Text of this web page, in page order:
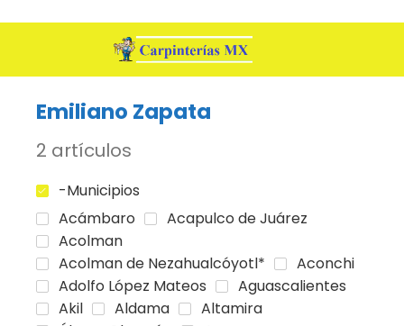
Emiliano Zapata
2 artículos
-Municipios
Acámbaro
Acapulco de Juárez
Acolman
Acolman de Nezahualcóyotl*
Aconchi
Adolfo López Mateos
Aguascalientes
Akil
Aldama
Altamira